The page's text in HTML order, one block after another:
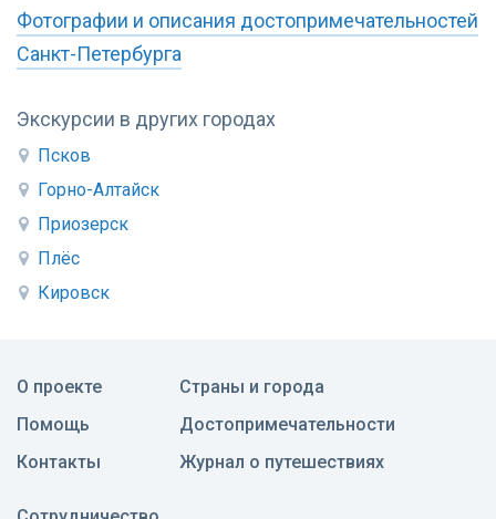
Экскурсии в других городах
Псков
Горно-Алтайск
Приозерск
Плёс
Кировск
Фотографии и описания достопримечательностей
Санкт-Петербурга
О проекте
Помощь
Контакты
Страны и города
Достопримечательности
Журнал о путешествиях